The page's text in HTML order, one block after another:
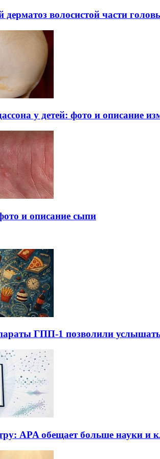
волосистой части
у детей: фото и описание
и описание сыпи
ГПП-1 позволили
APA обещает больше науки и